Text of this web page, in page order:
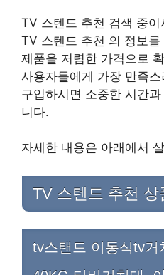
TV 스텐드 추천 검색 중
TV 스텐드 추천 의 정보
제품을 저렴한 가격으로
사용자들에게 가장 만족
구입하시면 소중한 시간
니다.
자세한 내용은 아래에서
TV 스텐드 추천
tv스탠드 이동식tv거